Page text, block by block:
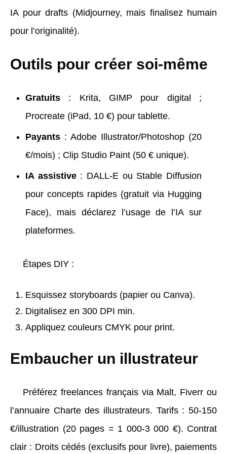
IA pour drafts (Midjourney, mais finalisez humain
pour l’originalité).
Outils pour créer soi-même
Gratuits : Krita, GIMP pour digital ;
Procreate (iPad, 10 €) pour tablette.
Payants : Adobe Illustrator/Photoshop (20
€/mois) ; Clip Studio Paint (50 € unique).
IA assistive: DALL-E ou Stable Diffusion
pour concepts rapides (gratuit via Hugging
Face), mais déclarez l’usage de l’IA sur
plateformes.
Étapes DIY :
Esquissez storyboards (papier ou Canva).
Digitalisez en 300 DPI min.
Appliquez couleurs CMYK pour print.
Embaucher un illustrateur
Préférez freelances français via Malt, Fiverr ou
l’annuaire Charte des illustrateurs. Tarifs : 50-150
€/illustration (20 pages = 1 000-3 000 €). Contrat
clair : Droits cédés (exclusifs pour livre), paiements